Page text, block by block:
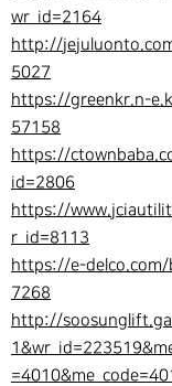
wr_id=2164
http://
5027
https://greenkr.n-
57158
https://
id=2806
https://
r_id=8113
https://e-
7268
http://